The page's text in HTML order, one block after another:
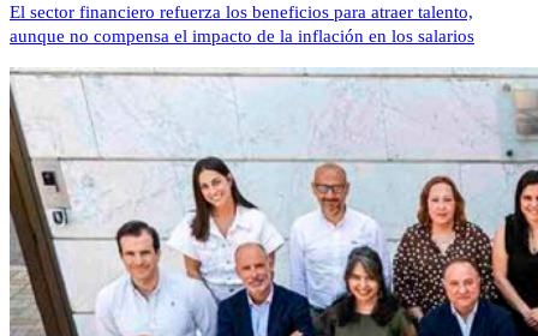
El sector financiero refuerza los beneficios para atraer talento,
aunque no compensa el impacto de la inflación en los salarios